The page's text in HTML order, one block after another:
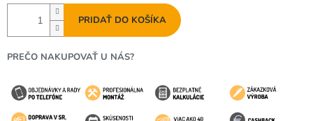
PRIDAŤ DO KOŠÍKA
PREČO NAKUPOVAŤ U NÁS?